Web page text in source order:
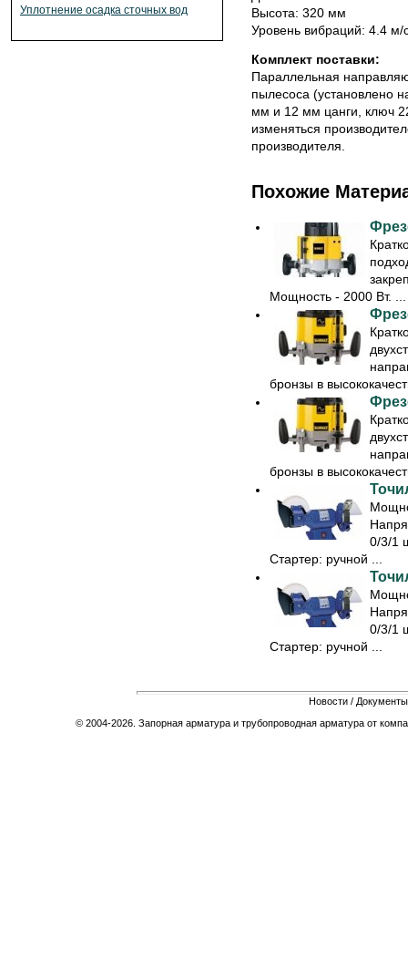
Уплотнение осадка сточных вод
Высота: 320 мм
Уровень вибраций: 4.4 м/
Комплект поставки:
Параллельная
пылесоса (установлено
мм и 12 мм цанги, ключ
изменяться
производителя.
Похожие
Мощность - 2000 Вт. ...
бронзы в
бронзы в
0/3/1
Стартер: ручной ...
0/3/1
Стартер: ручной ...
Новости / Документы
© 2004-2026. Запорная арматура и трубопроводная арматура от